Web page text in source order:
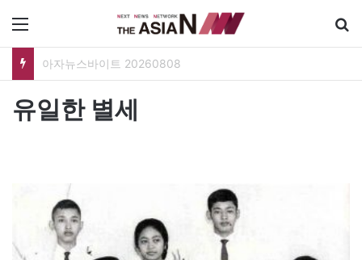
유일한 별세